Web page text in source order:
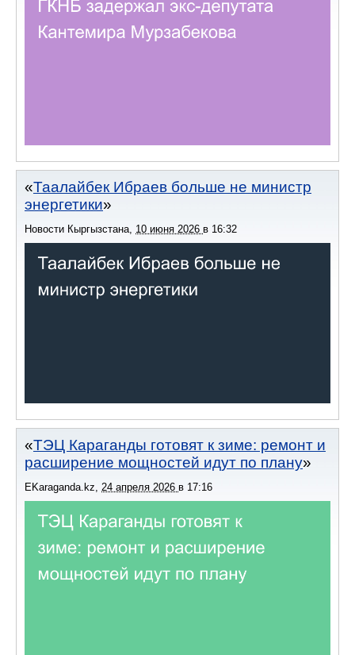
Таалайбек Ибраев больше не министр
энергетики
Новости Кыргызстана, 10 июня 2026 в 16:32
ТЭЦ Караганды готовят к зиме: ремонт и
расширение мощностей идут по плану
EKaraganda.kz, 24 апреля 2026 в 17:16